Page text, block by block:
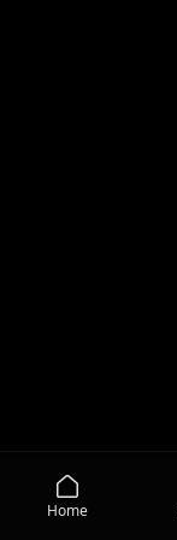
Home